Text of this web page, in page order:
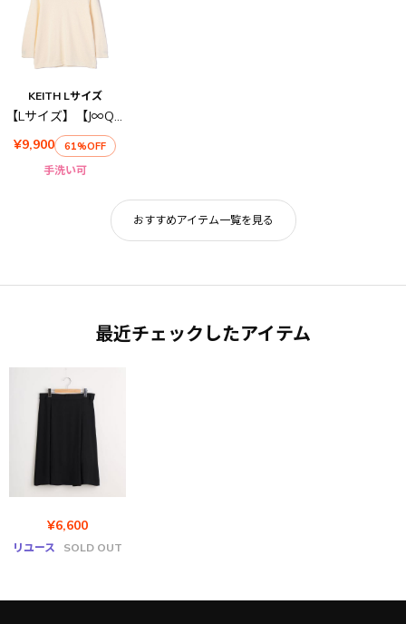
KEITH Lサイズ
【Lサイズ】【J∞QUALITY 】コンパクトコットンVネックニット
¥9,900
61%OFF
手洗い可
おすすめアイテム一覧を見る
最近チェックしたアイテム
¥6,600
リユース SOLD OUT